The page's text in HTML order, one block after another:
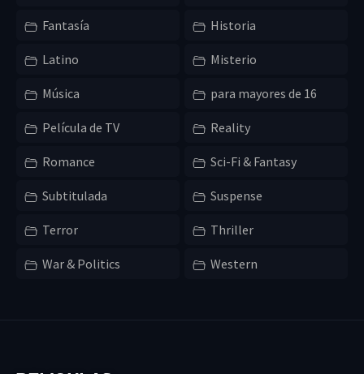
Fantasía Historia
Latino Misterio
Música para mayores de 16
Película de TV Reality
Romance Sci-Fi & Fantasy
Subtitulada Suspense
Terror Thriller
War & Politics Western